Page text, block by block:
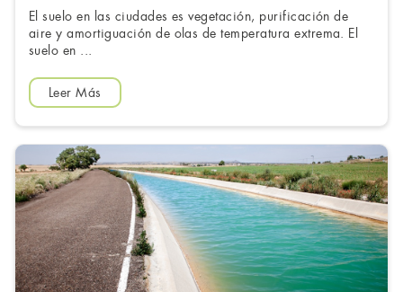
El suelo en las ciudades es vegetación, purificación de
aire y amortiguación de olas de temperatura extrema. El
suelo en ...
Leer Más